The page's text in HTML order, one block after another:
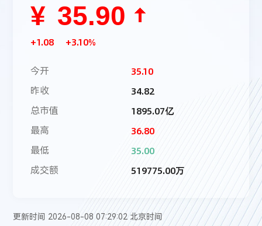
¥ 35.90
1.08 3.10%
今开 35.10
昨收 34.82
总市值 1895.07亿
最高 36.80
最低 35.00
成交额 519775.00万
更新时间 2026-08-08 07:29:02 北京时间